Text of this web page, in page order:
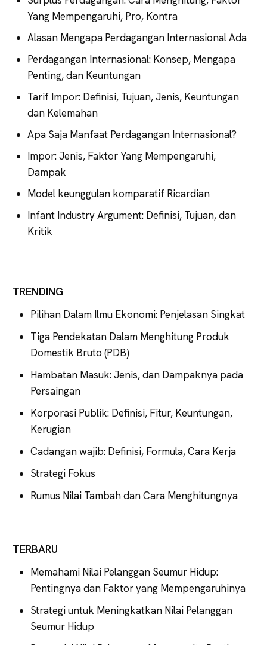
Yang Mempengaruhi, Pro, Kontra
Alasan Mengapa Perdagangan Internasional Ada
Perdagangan Internasional: Konsep, Mengapa
Penting, dan Keuntungan
Tarif Impor: Definisi, Tujuan, Jenis, Keuntungan
dan Kelemahan
Apa Saja Manfaat Perdagangan Internasional?
Impor: Jenis, Faktor Yang Mempengaruhi,
Dampak
Model keunggulan komparatif Ricardian
Infant Industry Argument: Definisi, Tujuan, dan
Kritik
TRENDING
Pilihan Dalam Ilmu Ekonomi: Penjelasan Singkat
Tiga Pendekatan Dalam Menghitung Produk
Domestik Bruto (PDB)
Hambatan Masuk: Jenis, dan Dampaknya pada
Persaingan
Korporasi Publik: Definisi, Fitur, Keuntungan,
Kerugian
Cadangan wajib: Definisi, Formula, Cara Kerja
Strategi Fokus
Rumus Nilai Tambah dan Cara Menghitungnya
TERBARU
Memahami Nilai Pelanggan Seumur Hidup:
Pentingnya dan Faktor yang Mempengaruhinya
Strategi untuk Meningkatkan Nilai Pelanggan
Seumur Hidup